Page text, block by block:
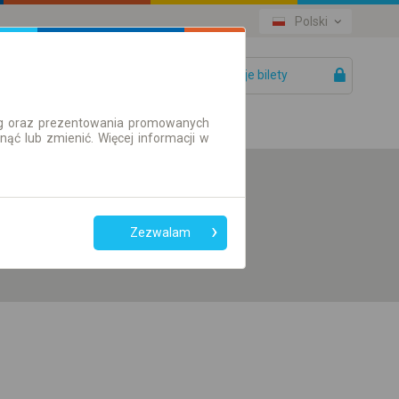
Polski
Twoje bilety
przesiadek
Tylko bilet online
oraz prezentowania promowanych
lub zmienić. Więcej informacji w
Zezwalam